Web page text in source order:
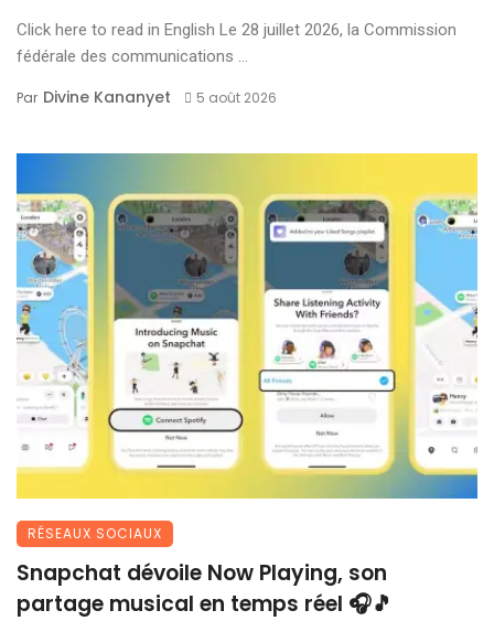
Click here to read in English Le 28 juillet 2026, la Commission
fédérale des communications ...
Par Divine Kananyet 5 août 2026
RÉSEAUX SOCIAUX
Snapchat dévoile Now Playing, son
partage musical en temps réel 🎧🎵